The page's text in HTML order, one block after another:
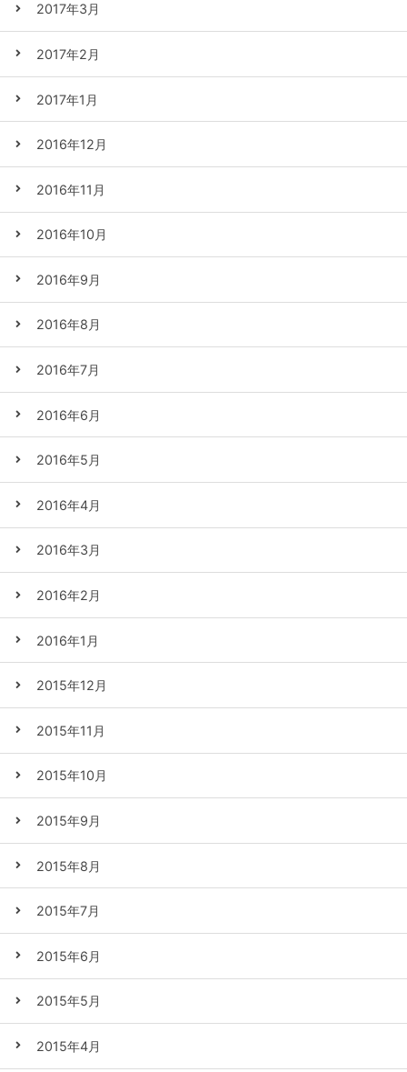
2017年3月
2017年2月
2017年1月
2016年12月
2016年11月
2016年10月
2016年9月
2016年8月
2016年7月
2016年6月
2016年5月
2016年4月
2016年3月
2016年2月
2016年1月
2015年12月
2015年11月
2015年10月
2015年9月
2015年8月
2015年7月
2015年6月
2015年5月
2015年4月